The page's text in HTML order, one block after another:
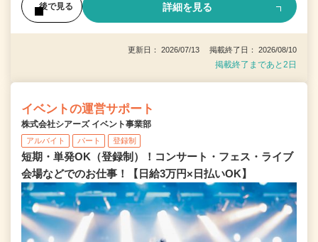
後で見る 詳細を見る
更新日： 2026/07/13 掲載終了日： 2026/08/10
掲載終了まであと2日
イベントの運営サポート
株式会社シアーズ イベント事業部
アルバイト パート 登録制
短期・単発OK（登録制）！コンサート・フェス・ライブ
会場などでのお仕事！【日給3万円×日払いOK】